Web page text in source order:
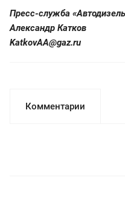
Пресс-служба
Александр Катков
KatkovAA@gaz.ru
Комментарии